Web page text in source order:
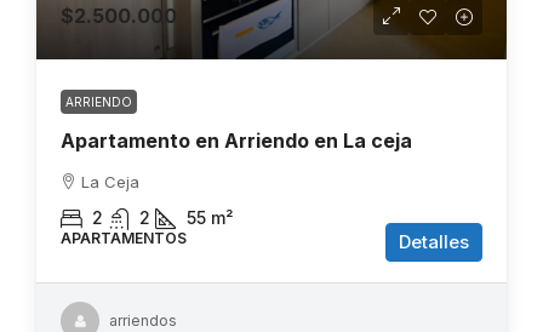
$2.500.000
ARRIENDO
Apartamento en Arriendo en La ceja
La Ceja
2 2 55 m²
APARTAMENTOS Detalles
arriendos